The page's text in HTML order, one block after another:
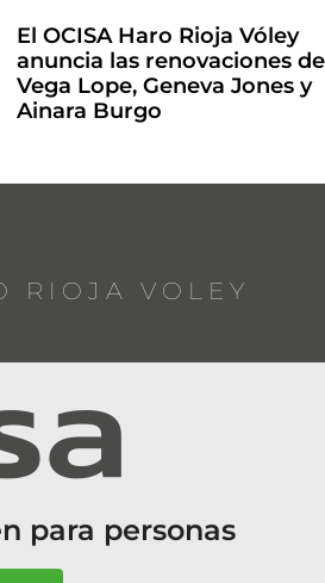
El OCISA Haro Rioja Vóley
anuncia las renovaciones de
Vega Lope, Geneva Jones y
Ainara Burgo
RIOJA VOLEY
para personas